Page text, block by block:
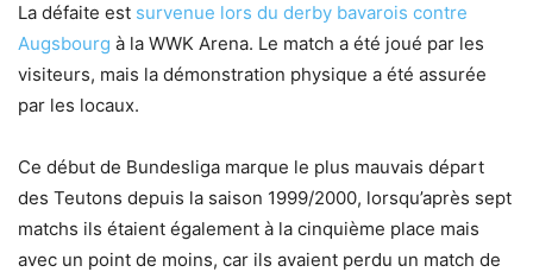
La défaite est survenue lors du derby bavarois contre
Augsbourg à la WWK Arena. Le match a été joué par les
visiteurs, mais la démonstration physique a été assurée
par les locaux.
Ce début de Bundesliga marque le plus mauvais départ
des Teutons depuis la saison 1999/2000, lorsqu’après sept
matchs ils étaient également à la cinquième place mais
avec un point de moins, car ils avaient perdu un match de